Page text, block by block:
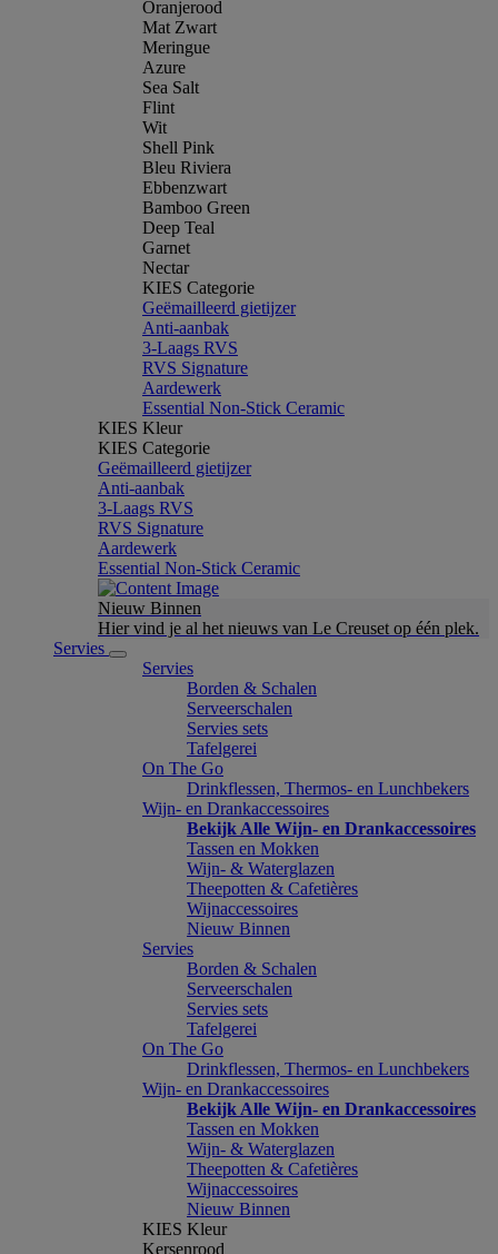
Oranjerood
Mat Zwart
Meringue
Azure
Sea Salt
Flint
Wit
Shell Pink
Bleu Riviera
Ebbenzwart
Bamboo Green
Deep Teal
Garnet
Nectar
KIES Categorie
Geëmailleerd gietijzer
Anti-aanbak
3-Laags RVS
RVS Signature
Aardewerk
Essential Non-Stick Ceramic
KIES Kleur
KIES Categorie
Geëmailleerd gietijzer
Anti-aanbak
3-Laags RVS
RVS Signature
Aardewerk
Essential Non-Stick Ceramic
Nieuw Binnen
Hier vind je al het nieuws van Le Creuset op één plek.
Servies
Servies
Borden & Schalen
Serveerschalen
Servies sets
Tafelgerei
On The Go
Drinkflessen, Thermos- en Lunchbekers
Wijn- en Drankaccessoires
Bekijk Alle Wijn- en Drankaccessoires
Tassen en Mokken
Wijn- & Waterglazen
Theepotten & Cafetières
Wijnaccessoires
Nieuw Binnen
Servies
Borden & Schalen
Serveerschalen
Servies sets
Tafelgerei
On The Go
Drinkflessen, Thermos- en Lunchbekers
Wijn- en Drankaccessoires
Bekijk Alle Wijn- en Drankaccessoires
Tassen en Mokken
Wijn- & Waterglazen
Theepotten & Cafetières
Wijnaccessoires
Nieuw Binnen
KIES Kleur
Kersenrood